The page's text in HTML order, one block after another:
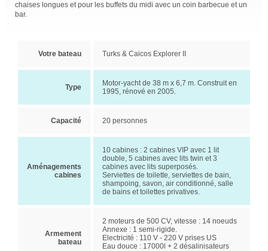
chaises longues et pour les buffets du midi avec un coin barbecue et un
bar.
Votre bateau Turks & Caicos Explorer II
Type
Motor-yacht de 38 m x 6,7 m. Construit en
1995, rénové en 2005.
Capacité 20 personnes
Aménagements
cabines
10 cabines : 2 cabines VIP avec 1 lit
double, 5 cabines avec lits twin et 3
cabines avec lits superposés.
Serviettes de toilette, serviettes de bain,
shampoing, savon, air conditionné, salle
de bains et toilettes privatives.
Armement
bateau
2 moteurs de 500 CV, vitesse : 14 noeuds
Annexe : 1 semi-rigide.
Electricité : 110 V - 220 V prises US
Eau douce : 17000l + 2 désalinisateurs